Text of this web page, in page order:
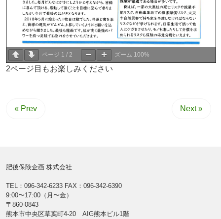
ページ 1 / 2 ズーム 100%
2ページ目もお楽しみください
« Prev Next »
肥後保険企画 株式会社
TEL：096-342-6233 FAX：096-342-6390
9:00〜17:00（月〜金）
〒860-0843
熊本市中央区草葉町4-20 AIG熊本ビル1階